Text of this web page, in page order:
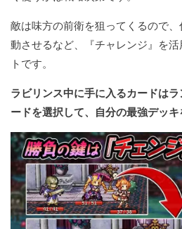
敵は味方の前衛を狙ってくるので
動させるなど、『チャレンジ』を
トです。
ラビリンス中に手に入るカードは
ードを選択して、自分の最強デッキ